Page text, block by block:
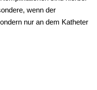
wenn der
nur an dem Katheter